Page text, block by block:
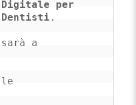
Digitale per
Dentisti .
a